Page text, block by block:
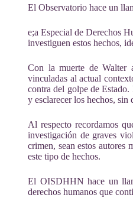
El Observatorio hace un
e;a Especial de Derechos
investiguen estos hechos,
Con la muerte de Walter
vinculadas al actual
contra del golpe de
y esclarecer los hechos, sin
Al respecto recordamos
investigación de graves
crimen, sean estos autores
este tipo de hechos.
El OISDHHN hace un
derechos humanos que